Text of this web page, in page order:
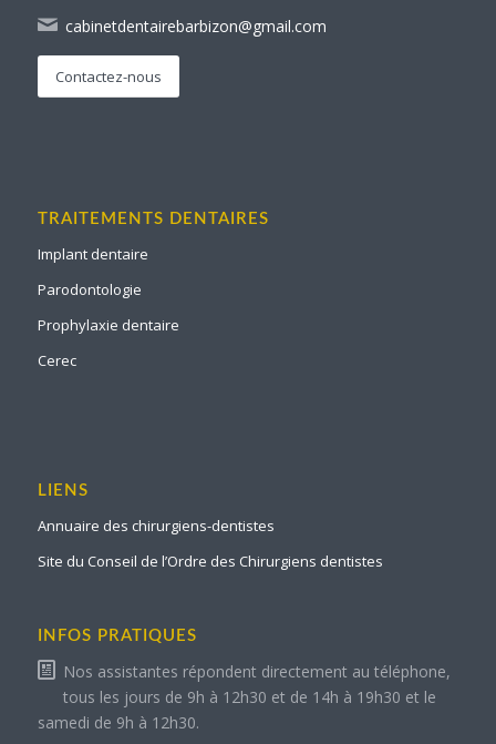
cabinetdentairebarbizon@gmail.com
Contactez-nous
TRAITEMENTS DENTAIRES
Implant dentaire
Parodontologie
Prophylaxie dentaire
Cerec
LIENS
Annuaire des chirurgiens-dentistes
Site du Conseil de l’Ordre des Chirurgiens dentistes
INFOS PRATIQUES
Nos assistantes répondent directement au téléphone,
tous les jours de 9h à 12h30 et de 14h à 19h30 et le
samedi de 9h à 12h30.